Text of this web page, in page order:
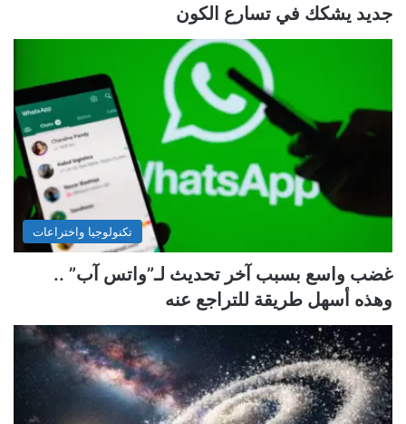
جديد يشكك في تسارع الكون
تكنولوجيا واختراعات
غضب واسع بسبب آخر تحديث لـ”واتس آب” ..
وهذه أسهل طريقة للتراجع عنه